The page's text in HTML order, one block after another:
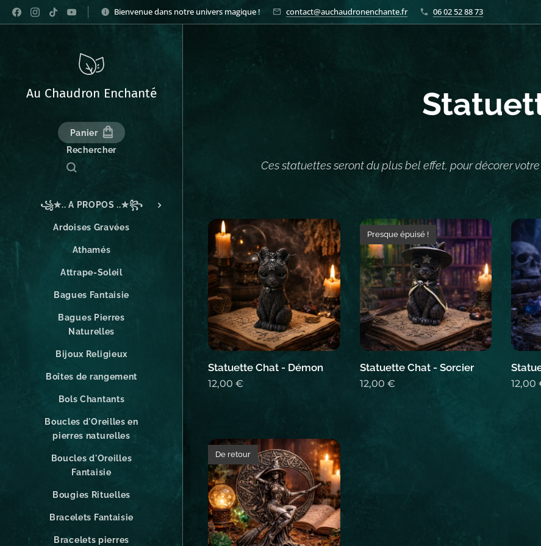
Bienvenue dans notre univers magique ! contact@auchaudronenchante.fr 06 02 52 88 73
Au Chaudron Enchanté
Panier
Rechercher
꧁✮.. A PROPOS ..✮꧂
Ardoises Gravées
Athamés
Attrape-Soleil
Bagues Fantaisie
Bagues Pierres
Naturelles
Bijoux Religieux
Boîtes de rangement
Bols Chantants
Boucles d'Oreilles en
pierres naturelles
Boucles d'Oreilles
Fantaisie
Bougies Rituelles
Bracelets Fantaisie
Bracelets pierres
Ces statuettes seront du plus bel effet, pour décorer
Statuette Chat - Démon
12,00 €
Statuette Chat - Sorcier
Presque épuisé !
12,00 € 12,00
De retour